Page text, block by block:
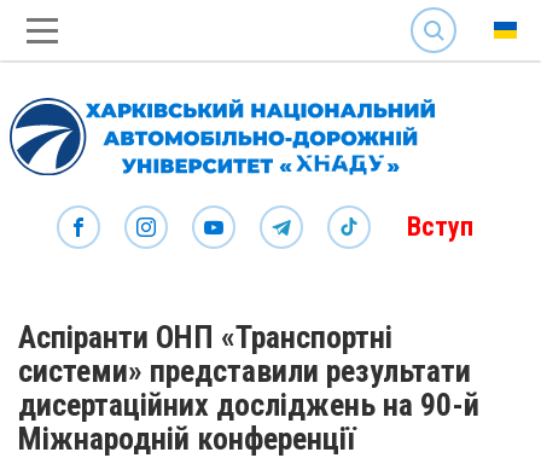
SEARCH
Вступ
Аспіранти ОНП «Транспортні
системи» представили результати
дисертаційних досліджень на 90-й
Міжнародній конференції